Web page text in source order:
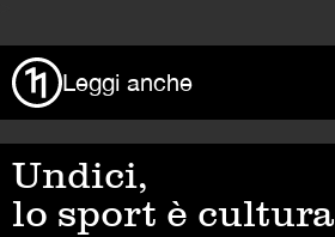
Leggi anche
Undici,
lo sport è cultura